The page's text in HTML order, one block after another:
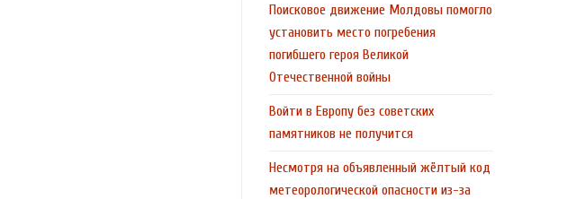
Поисковое движение Молдовы помогло
установить место погребения
погибшего героя Великой
Отечественной войны
Войти в Европу без советских
памятников не получится
Несмотря на объявленный жёлтый код
метеорологической опасности из-за